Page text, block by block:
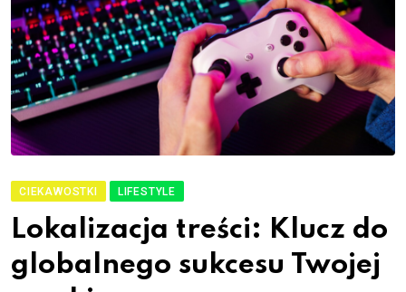
CIEKAWOSTKI LIFESTYLE
Lokalizacja treści: Klucz do
globalnego sukcesu Twojej